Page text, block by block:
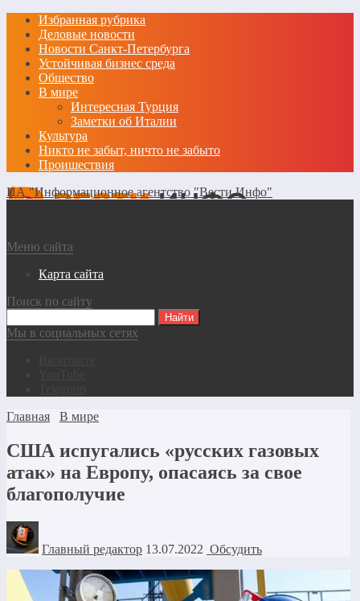
Избранная рубрика
Деловые новости
Новости Санкт-Петербурга
Устойчивая бизнес среда
Общество
В мире
Интересная Турция
Заметки об Италии
Культура
Никто не забыт, ничто не забыто
Проишествия
ИА "Информационное агентство "Вести Инфо"
Меню сайта
Карта сайта
Поиск по сайту
Мы в социальных сетях
Главная
В мире
США испугались «русских газовых
атак» на Европу, опасаясь за свое
благополучие
Главный редактор 13.07.2022 Обсудить